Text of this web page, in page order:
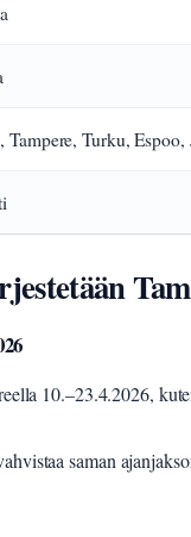
Tampere, Turku,
10.–23.4.2026,
saman